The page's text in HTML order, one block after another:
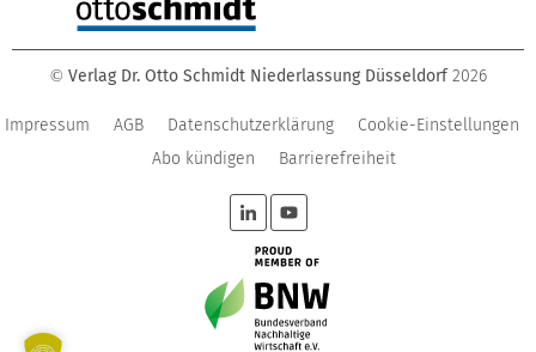
© Verlag Dr. Otto Schmidt Niederlassung Düsseldorf 2026
Impressum AGB Datenschutzerklärung
Cookie-Einstellungen
Abo kündigen
Barrierefreiheit